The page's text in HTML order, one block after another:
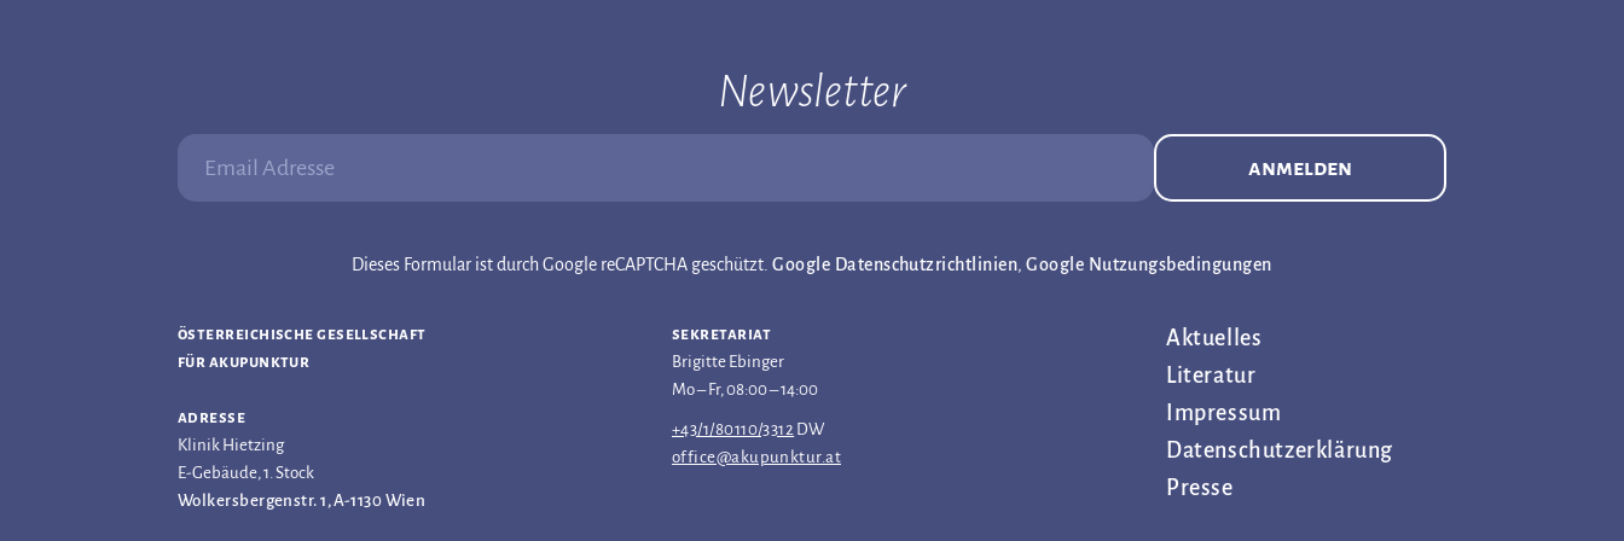
Newsletter
Email Adresse:
anmelden
Dieses Formular ist durch Google reCAPTCHA geschützt.Google Datenschutzrichtlinien,Google Nutzungsbedingungen
österreichische gesellschaft
für akupunktur
adresse
Klinik Hietzing
E-Gebäude, 1. Stock
Wolkersbergenstr. 1, A-1130 Wien
sekretariat
Brigitte Ebinger
Mo – Fr, 08:00 – 14:00
+43/1/80110/3312 DW
office@akupunktur.at
Aktuelles
Literatur
Impressum
Datenschutz­erklärung
Presse